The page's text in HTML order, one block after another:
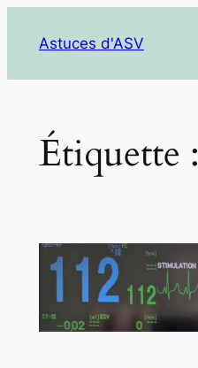
Astuces d'ASV
Étiquette :